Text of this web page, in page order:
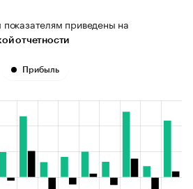
приведены на
отчетности
Прибыль